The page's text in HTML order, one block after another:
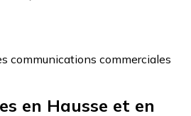
communications commerciales
en Hausse et en